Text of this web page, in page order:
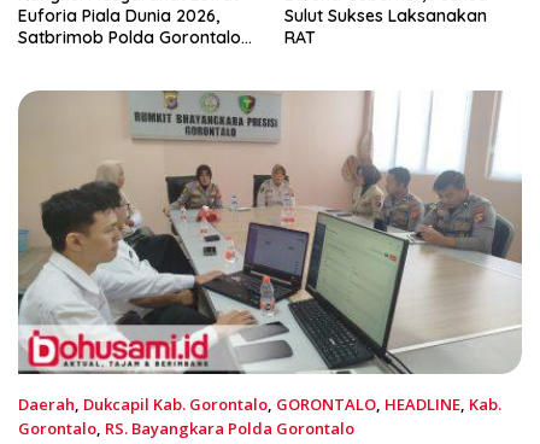
Sulut Sukses Laksanakan
RAT
Wakil Jaksa Agung,
Santrawan Diundang Khusus
Daerah, Dukcapil Kab. Gorontalo, GORONTALO, HEADLINE, Kab.
Gorontalo, RS. Bayangkara Polda Gorontalo